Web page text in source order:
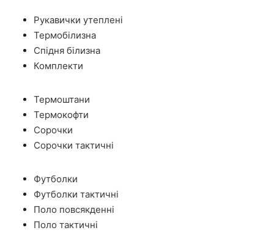
Рукавички утеплені
Термобілизна
Спідня білизна
Комплекти
Термоштани
Термокофти
Сорочки
Сорочки тактичні
Футболки
Футболки тактичні
Поло повсякденні
Поло тактичні